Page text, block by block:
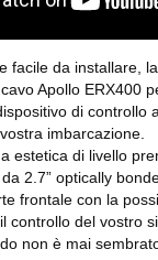
facile da installare,
Apollo ERX400
di controllo
imbarcazione.
estetica di livello
2.7” optically
frontale con la
controllo del vostro
non è mai